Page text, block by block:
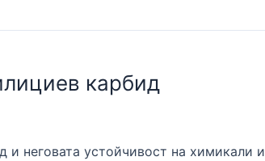
карбид
и неговата устойчивост на химикали и